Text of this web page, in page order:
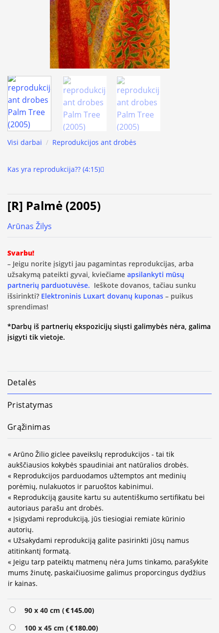
Visi darbai / Reprodukcijos ant drobės
Kas yra reprodukcija?? (4:15)
[R] Palmė (2005)
Arūnas Žilys
Svarbu!
– Jeigu norite įsigyti jau pagamintas reprodukcijas, arba
užsakymą pateikti gyvai, kviečiame apsilankyti mūsų
partnerių parduotuvėse. Ieškote dovanos, tačiau sunku
išsirinkti? Elektroninis Luxart dovanų kuponas – puikus
sprendimas!
*Darbų iš partnerių ekspozicijų siųsti galimybės nėra, galima
įsigyti tik vietoje.
Detalės
Pristatymas
Grąžinimas
« Arūno Žilio giclee paveikslų reprodukcijos - tai tik
aukščiausios kokybės spaudiniai ant natūralios drobės.
« Reprodukcijos parduodamos užtemptos ant medinių
porėmių, nulakuotos ir paruoštos kabinimui.
« Reprodukciją gausite kartu su autentiškumo sertifikatu bei
autoriaus parašu ant drobės.
« Įsigydami reprodukciją, jūs tiesiogiai remiate kūrinio
autorių.
« Užsakydami reprodukciją galite pasirinkti jūsų namus
atitinkantį formatą.
« Jeigu tarp pateiktų matmenų nėra Jums tinkamo, parašykite
mums žinutę, paskaičiuosime galimus proporcingus dydžius
ir kainas.
90 x 40 cm (€145.00)
100 x 45 cm (€180.00)
Alternative: